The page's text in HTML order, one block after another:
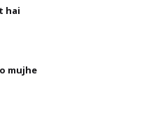
hai
mujhe